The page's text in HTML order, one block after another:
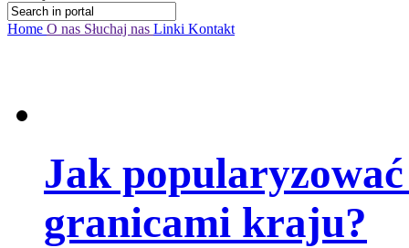
Home O nas Słuchaj nas Linki Kontakt
Jak
granicami kraju?